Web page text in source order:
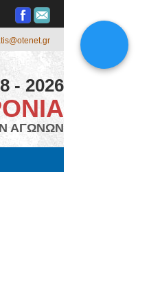
- 2026
ΑΓΩΝΩΝ